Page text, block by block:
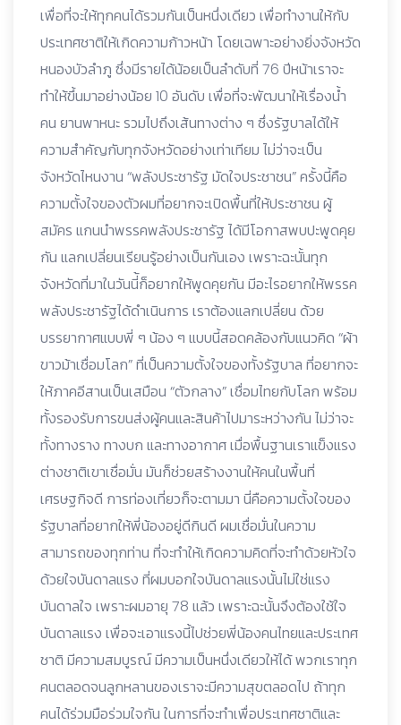
เพื่อที่จะให้ทุกคนได้รวมกันเป็นหนึ่งเดียว เพื่อทำงานให้กับ
ประเทศชาติให้เกิดความก้าวหน้า โดยเฉพาะอย่างยิ่งจังหวัด
หนองบัวลำภู ซึ่งมีรายได้น้อยเป็นลำดับที่ 76 ปีหน้าเราจะ
ทำให้ขึ้นมาอย่างน้อย 10 อันดับ เพื่อที่จะพัฒนาให้เรื่องน้ำ
คน ยานพาหนะ รวมไปถึงเส้นทางต่าง ๆ ซึ่งรัฐบาลได้ให้
ความสำคัญกับทุกจังหวัดอย่างเท่าเทียม ไม่ว่าจะเป็น
จังหวัดไหนงาน “พลังประชารัฐ มัดใจประชาชน” ครั้งนี้คือ
ความตั้งใจของตัวผมที่อยากจะเปิดพื้นที่ให้ประชาชน ผู้
สมัคร แกนนำพรรคพลังประชารัฐ ได้มีโอกาสพบปะพูดคุย
กัน แลกเปลี่ยนเรียนรู้อย่างเป็นกันเอง เพราะฉะนั้นทุก
จังหวัดที่มาในวันนี่้ก็อยากให้พูดคุยกัน มีอะไรอยากให้พรรค
พลังประชารัฐได้ดำเนินการ เราต้องแลกเปลี่ยน ด้วย
บรรยากาศแบบพี่ ๆ น้อง ๆ แบบนี้สอดคล้องกับแนวคิด “ผ้า
ขาวม้าเชื่อมโลก” ที่เป็นความตั้งใจของทั้งรัฐบาล ที่อยากจะ
ให้ภาคอีสานเป็นเสมือน “ตัวกลาง” เชื่อมไทยกับโลก พร้อม
ทั้งรองรับการขนส่งผู้คนและสินค้าไปมาระหว่างกัน ไม่ว่าจะ
ทั้งทางราง ทางบก และทางอากาศ เมื่อพื้นฐานเราแข็งแรง
ต่างชาติเขาเชื่อมั่น มันก็ช่วยสร้างงานให้คนในพื้นที่
เศรษฐกิจดี การท่องเที่ยวก็จะตามมา นี่คือความตั้งใจของ
รัฐบาลที่อยากให้พี่น้องอยู่ดีกินดี ผมเชื่อมั่นในความ
สามารถของทุกท่าน ที่จะทำให้เกิดความคิดที่จะทำด้วยหัวใจ
ด้วยใจบันดาลแรง ที่ผมบอกใจบันดาลแรงนั้นไม่ใช่แรง
บันดาลใจ เพราะผมอายุ 78 แล้ว เพราะฉะนั้นจึงต้องใช้ใจ
บันดาลแรง เพื่อจะเอาแรงนี้ไปช่วยพี่น้องคนไทยและประเทศ
ชาติ มีความสมบูรณ์ มีความเป็นหนึ่งเดียวให้ได้ พวกเราทุก
คนตลอดจนลูกหลานของเราจะมีความสุขตลอดไป ถ้าทุก
คนได้ร่วมมือร่วมใจกัน ในการที่จะทำเพื่อประเทศชาติและ